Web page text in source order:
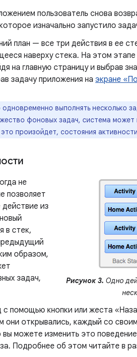
пользователь снова
изначально запустило
план — все три действия в ее
наверху стека. На этом
на главную страницу и выбрав
задачу приложения на экране
выполнять несколько
фоновых задач, система
произойдет, состояния
Рисунок 3. Одно
не
позволяет
действие из
в стек,
образом,
задач,
помощью кнопки или жеста
открывались, каждый со
можете изменить это
Подробнее об этом читайте в